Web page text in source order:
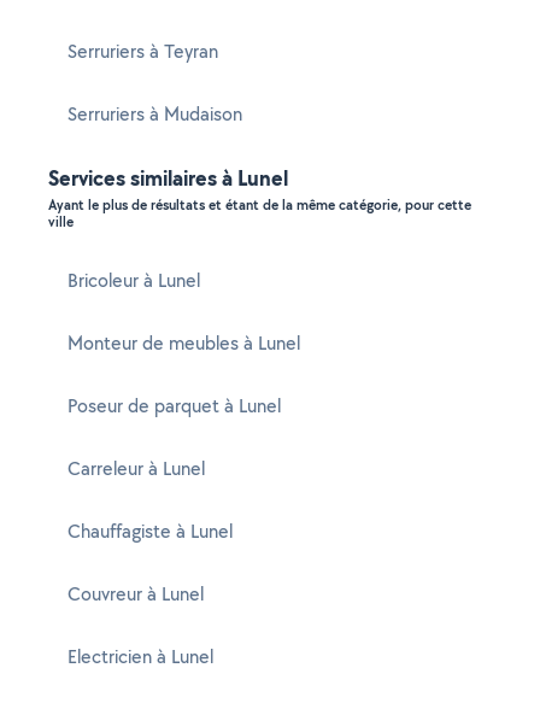
Serruriers à Teyran
Serruriers à Mudaison
Services similaires à Lunel
Ayant le plus de résultats et étant de la même catégorie, pour cette
ville
Bricoleur à Lunel
Monteur de meubles à Lunel
Poseur de parquet à Lunel
Carreleur à Lunel
Chauffagiste à Lunel
Couvreur à Lunel
Electricien à Lunel